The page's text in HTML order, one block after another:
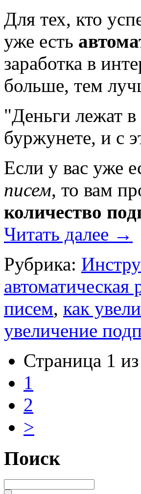
Для тех, кто
уже есть
заработка в
больше, тем
"Деньги лежат
буржунете, и с
Если у вас уже
писем, то вам
количество
Читать далее →
Рубрика:
автоматическая
писем, как
увеличение
Страница 1
1
2
>
Поиск